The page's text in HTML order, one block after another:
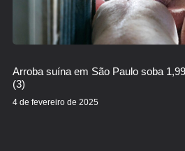
Arroba suína em São Paulo soba
(3)
4 de fevereiro de 2025